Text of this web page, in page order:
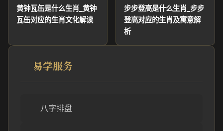
黄钟瓦缶是什么生肖_黄钟
瓦缶对应的生肖文化解读
步步登高是什么生肖_步步
登高对应的生肖及寓意解
析
易学服务
八字排盘